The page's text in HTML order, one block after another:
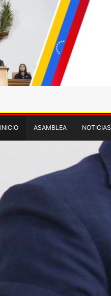
INICIO ASAMBLEA NOTICIAS